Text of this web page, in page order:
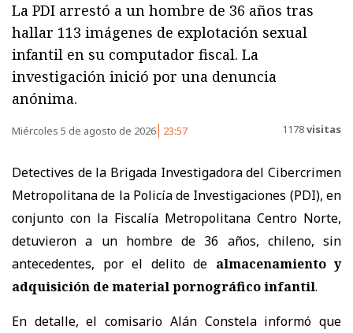
La PDI arrestó a un hombre de 36 años tras
hallar 113 imágenes de explotación sexual
infantil en su computador fiscal. La
investigación inició por una denuncia
anónima.
Miércoles 5 de agosto de 2026 23:57 1178visitas
Detectives de la Brigada Investigadora del Cibercrimen
Metropolitana de la Policía de Investigaciones (PDI), en
conjunto con la Fiscalía Metropolitana Centro Norte,
detuvieron a un hombre de 36 años, chileno, sin
antecedentes, por el delito de almacenamiento y
adquisición de material pornográfico infantil.
En detalle, el comisario Alán Constela informó que